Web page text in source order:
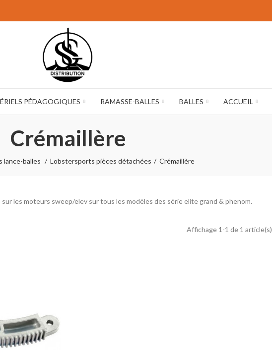
PÉDAGOGIQUES RAMASSE-BALLES BALLES ACCUEIL
Crémaillère
lance-balles Lobstersports pièces détachées Crémaillère
les moteurs sweep/elev sur tous les modèles des série elite grand & phenom.
Affichage 1-1 de 1 article(s)